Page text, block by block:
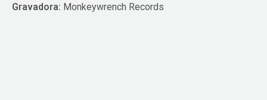
Gravadora: Monkeywrench Records